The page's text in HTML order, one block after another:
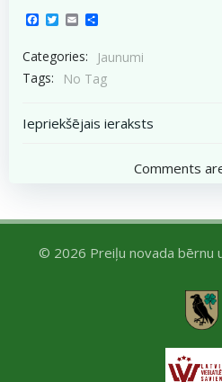
Facebook
Twitter
Email
Categories:
Jaunumi
Tags:
No Tag
Post
navigation
Iepriekšējais ieraksts
Comments
© 2026 Preiļu novada bērnu